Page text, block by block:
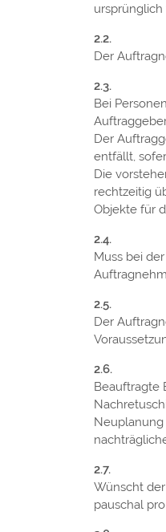
ursprünglich
Der
Bei
Der
entfällt,
Die
rechtzeitig
Objekte für
Muss bei
Der
Beauftragte
Neuplanung
Wünscht
pauschal